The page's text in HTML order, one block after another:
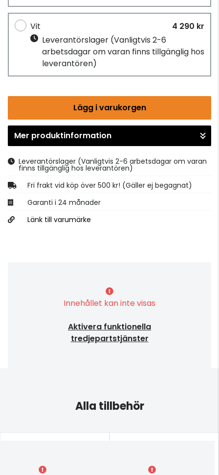
Vit
4 290 kr
Leverantörslager (Vanligtvis 2-6
arbetsdagar om varan finns tillgänglig hos
leverantören)
Lägg i varukorgen
Gå till kassan
Mer produktinformation
Leverantörslager (Vanligtvis 2-6 arbetsdagar om varan
finns tillgänglig hos leverantören)
Fri frakt vid köp över 500 kr! (Gäller ej begagnat)
Garanti i 24 månader
Länk till varumärke
Innehållet kan inte visas
Aktivera funktionella
tredjepartstjänster
Alla tillbehör